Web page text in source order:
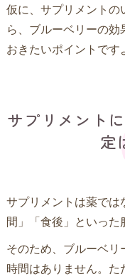
仮に、サプリメント
ら、ブルーベリーの
おきたいポイントです
サプリメント
定
サプリメントは薬では
間」「食後」といった
そのため、ブルーベ
時間はありません。